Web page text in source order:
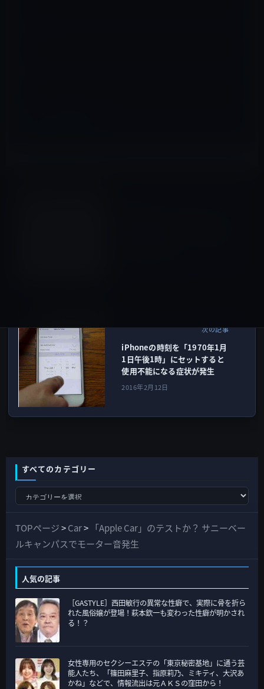
次の記事
iPhoneの時刻を「1970年1月
1日午後1時」にセットすると
使用不能になる症状が発生
2016年2月12日
すべてのカテゴリー
て
の
ゴ
リ
ー
TOPページ>Car> 「Apple Car」のテストか？ サニーベー
ルキャンパスでモーター音発生
人気の記事
［GASTYLE］西田敏行の異常な性癖で、実際に骨を折ら
れた風俗嬢が登場！萩本欽一も変わった性癖が明かされ
る！？
女性専用のセクシーエステの「東京秘密基地」に通う芸
能人たち、「篠田麻里子、指原莉乃、ミキティ、大沢あ
かね」などで、情報流出は元ＡＫＳの窪田から！